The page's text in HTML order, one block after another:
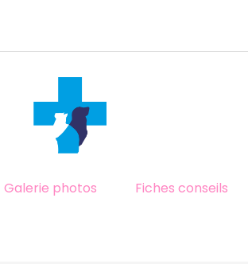
Galerie photos Fiches conseils